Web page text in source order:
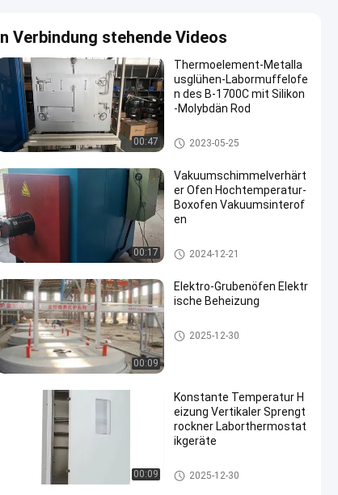
Verbindung stehende Videos
00:47
Thermoelement-Metalla
usglühen-Labormuffelofe
n des B-1700C mit Silikon
-Molybdän Rod
Kastenähnlicher Ofen
2023-05-25
00:17
Vakuumschimmelverhärt
er Ofen Hochtemperatur-
Boxofen Vakuumsinterof
en
Kastenähnlicher Ofen
2024-12-21
00:09
Elektro-Grubenöfen Elektr
ische Beheizung
Wärmebehandlungsöfen
2025-12-30
00:09
Konstante Temperatur H
eizung Vertikaler Sprengt
rockner Laborthermostat
ikgeräte
Trocknungsöfen
2025-12-30